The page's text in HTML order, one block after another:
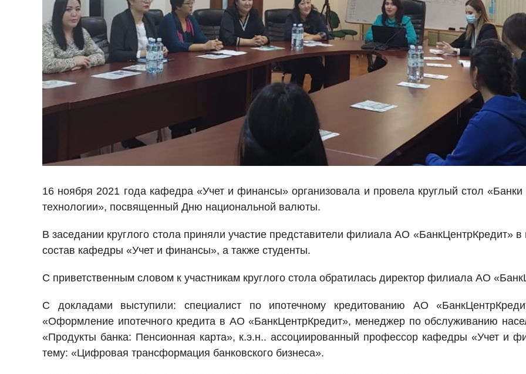
16 ноября 2021 года кафедра «Учет и финансы» организовала и провела круглый стол
технологии», посвященный Дню национальной валюты.
В заседании круглого стола приняли участие представители филиала АО «БанкЦентрКредит» в
состав кафедры «Учет и финансы», а также студенты.
С приветственным словом к участникам круглого стола обратилась директор филиала АО
С докладами выступили: специалист по ипотечному кредитованию АО
«Оформление ипотечного кредита в АО «БанкЦентрКредит», менеджер по обслуживанию
«Продукты банка: Пенсионная карта», к.э.н.. ассоциированный профессор кафедры «Учет и
тему: «Цифровая трансформация банковского бизнеса».